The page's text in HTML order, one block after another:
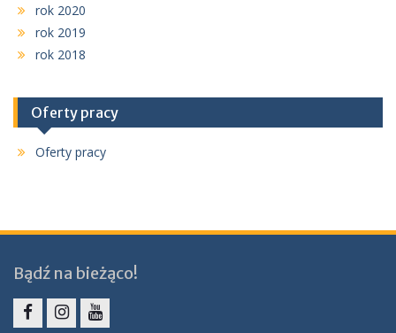
rok 2020
rok 2019
rok 2018
Oferty pracy
Oferty pracy
Bądź na bieżąco!